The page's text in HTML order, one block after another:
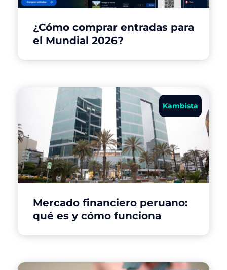
¿Cómo comprar entradas para
el Mundial 2026?
Kambista
Mercado financiero peruano:
qué es y cómo funciona